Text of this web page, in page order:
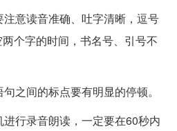
意读音准确、吐字清晰，逗号
个字的时间，书名号、引号不
之间的标点要有明显的停顿。
行录音朗读，一定要在60秒内